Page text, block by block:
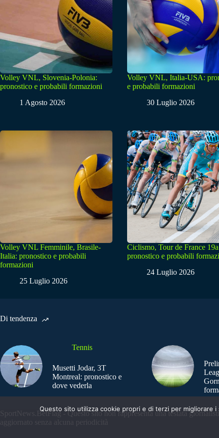
Volley VNL, Slovenia-Polonia:
pronostico e probabili formazioni
1 Agosto 2026
Volley VNL, Italia-USA:
e probabili formazioni
30 Luglio 2026
Volley VNL Femminile, Brasile-
Italia: pronostico e probabili
formazioni
25 Luglio 2026
Ciclismo, Tour de France
pronostico e probabili
24 Luglio 2026
Di tendenza
Tennis
Musetti Jodar, 3T
Montreal: pronostico e
dove vederla
SportNews.BetFlag - Questo sito non rappresenta una testata
aggiornato senza alcuna periodicità
Questo sito utilizza cookie propri e di terzi per migliorare